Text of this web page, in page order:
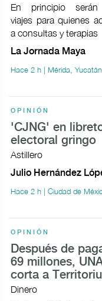
En principio
viajes para quienes
a consultas y terapias
La Jornada Maya
Hace 2 h | Mérida, Yucatán
OPINIÓN
'CJNG' en
electoral gringo
Astillero
Julio Hernández
Hace 2 h | Ciudad de
OPINIÓN
Después de
69 millones,
corta a
Dinero